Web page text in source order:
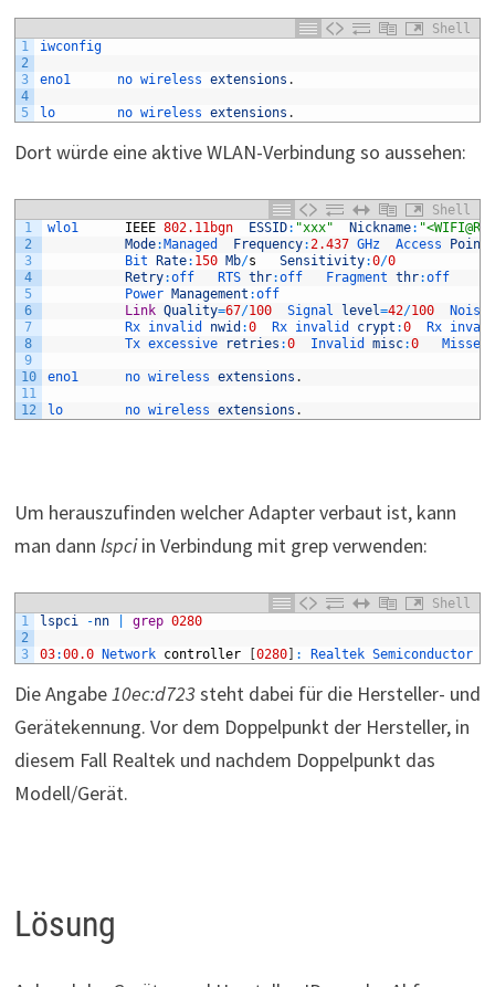
Shell
1
2
3
4
5
iwconfig
eno1 no wireless extensions .
lo no wireless extensions .
Dort würde eine aktive WLAN-Verbindung so aussehen:
Shell
1
2
3
4
5
6
7
8
9
10
11
12
wlo1 IEEE 802.11bgn ESSID: "xxx" Nickname:
Mode: Managed Frequency:2.437 GHz Access Point
Bit
Rate: 150 Mb/s Sensitivity:0/0
Retry:off RTS thr:off Fragment thr:off
Power Management :off
Link Quality=67/100 Signal level=42/100
Noise
Rx invalid nwid :0 Rx invalid crypt :0 Rx
Tx excessive retries :0 Invalid misc:0 Missed
eno1 no wireless extensions .
lo no wireless extensions .
Um herauszufinden welcher Adapter verbaut ist, kann
man dann lspciin Verbindung mit grep verwenden:
Shell
1
2
3
lspci -nn grep 0280
03:00.0 Network controller 0280] : Realtek Semiconductor
Die Angabe10ec:d723steht dabei für die Hersteller- und
Gerätekennung. Vor dem Doppelpunkt der Hersteller, in
diesem Fall Realtek und nachdem Doppelpunkt das
Modell/Gerät.
Lösung